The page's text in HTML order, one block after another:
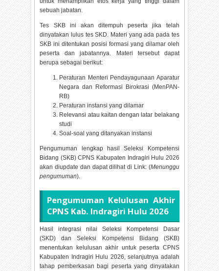
sebuah jabatan.
Tes SKB ini akan ditempuh peserta jika telah
dinyatakan lulus tes SKD. Materi yang ada pada tes
SKB ini ditentukan posisi formasi yang dilamar oleh
peserta dan jabatannya. Materi tersebut dapat
berupa sebagai berikut:
Peraturan Menteri Pendayagunaan Aparatur
Negara dan Reformasi Birokrasi (MenPAN-
RB)
Peraturan instansi yang dilamar
Relevansi atau kaitan dengan latar belakang
studi
Soal-soal yang ditanyakan instansi
Pengumuman lengkap hasil Seleksi Kompetensi
Bidang (SKB) CPNS Kabupaten Indragiri Hulu 2026
akan diupdate dan dapat dilihat di Link: (Menunggu
pengumuman).
Pengumuman Kelulusan Akhir
CPNS Kab. Indragiri Hulu 2026
Hasil integrasi nilai Seleksi Kompetensi Dasar
(SKD) dan Seleksi Kompetensi Bidang (SKB)
menentukan kelulusan akhir untuk peserta CPNS
Kabupaten Indragiri Hulu 2026, selanjutnya adalah
tahap pemberkasan bagi peserta yang dinyatakan